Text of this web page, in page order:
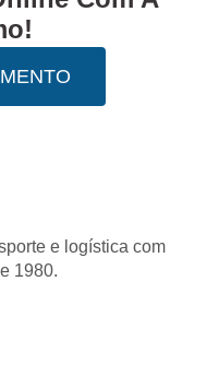
e logística com
1980.